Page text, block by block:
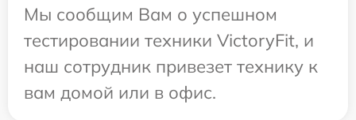
Мы сообщим Вам о успешном
тестировании техники VictoryFit, и
наш сотрудник привезет технику к
вам домой или в офис.